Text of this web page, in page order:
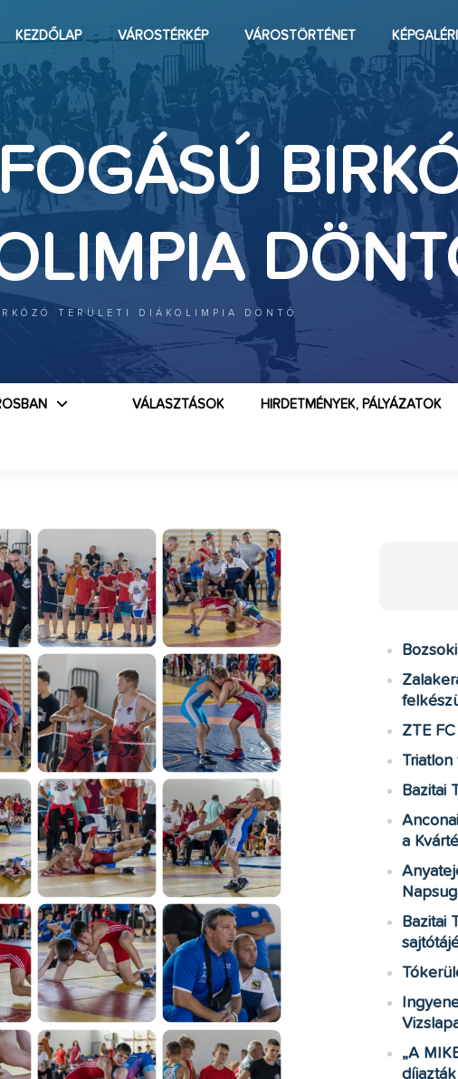
KEZDŐLAP VÁROSTÉRKÉP VÁROSTÖRTÉNET
TERÜLETI DIÁKOLIMPIA DÖNTŐ
HIRDETMÉNYEK, PÁLYÁZATOK
VÁLASZTÁSOK
ZTE
Triatlon
Bazitai
a
Bazitai
„A